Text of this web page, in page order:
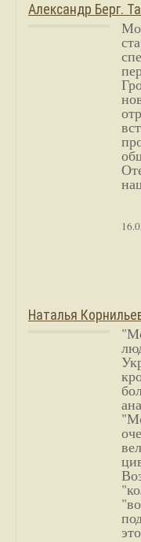
Александр Берг.
Наталья